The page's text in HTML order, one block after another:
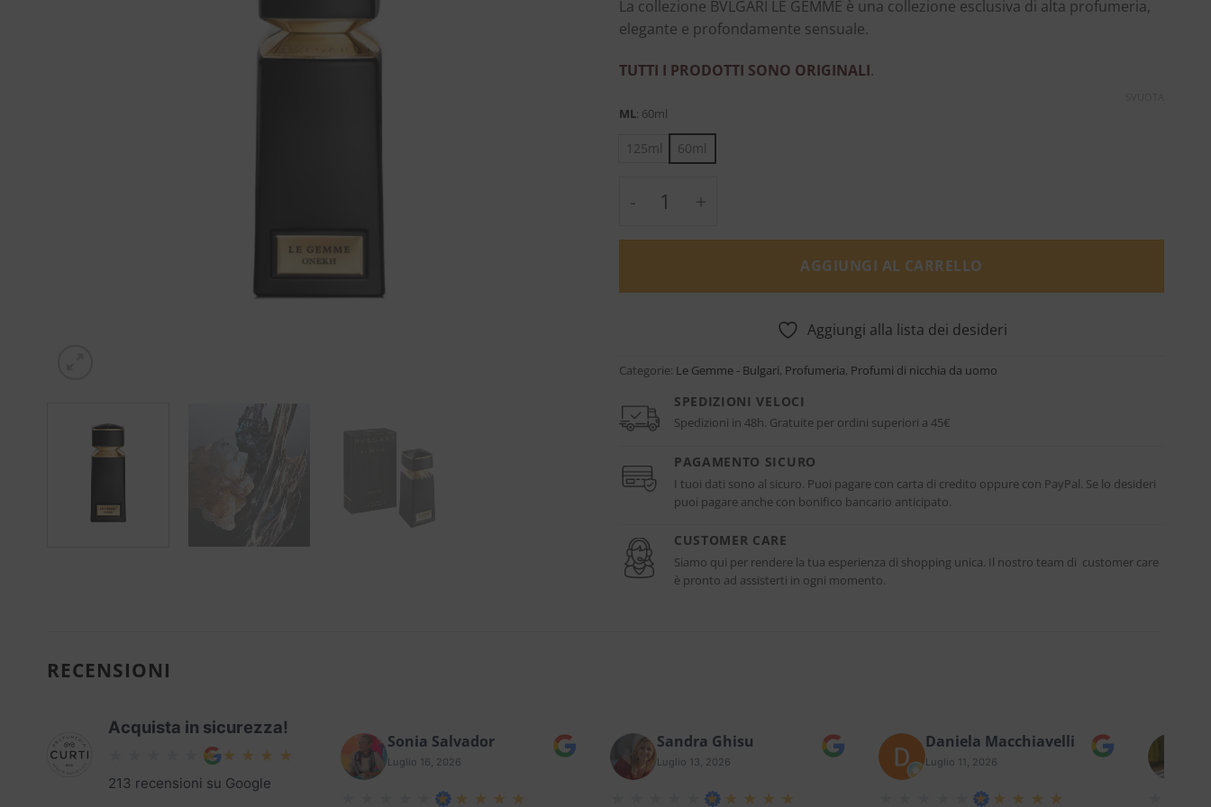
La collezione BVLGARI LE GEMME è una collezione esclusiva di alta profumeria,
elegante e profondamente sensuale.
TUTTI I PRODOTTI SONO ORIGINALI.
ML: 60ml
125ml 60ml
Onekh - Le Gemme di Bulgari quantità
AGGIUNGI AL CARRELLO
Aggiungi alla lista dei desideri
Categorie: Le Gemme - Bulgari, Profumeria, Profumi di nicchia da uomo
SPEDIZIONI VELOCI
Spedizioni in 48h. Gratuite per ordini superiori a 45€
PAGAMENTO SICURO
I tuoi dati sono al sicuro. Puoi pagare con carta di credito oppure con PayPal. Se lo desideri
puoi pagare anche con bonifico bancario anticipato.
CUSTOMER CARE
Siamo qui per rendere la tua esperienza di shopping unica. Il nostro team di customer care
è pronto ad assisterti in ogni momento.
RECENSIONI
Acquista in sicurezza!
213 recensioni su Google
Sonia Salvador
Luglio 16, 2026
Sandra Ghisu
Luglio 13, 2026
Daniela Macchiavelli
Luglio 11, 2026